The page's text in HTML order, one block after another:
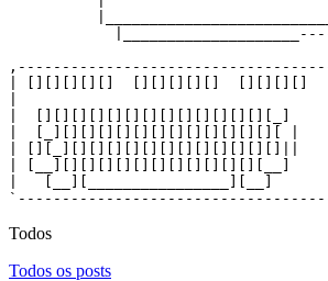
Todos
Todos os posts